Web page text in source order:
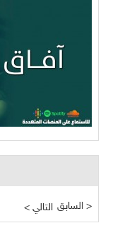
< التالي السابق >